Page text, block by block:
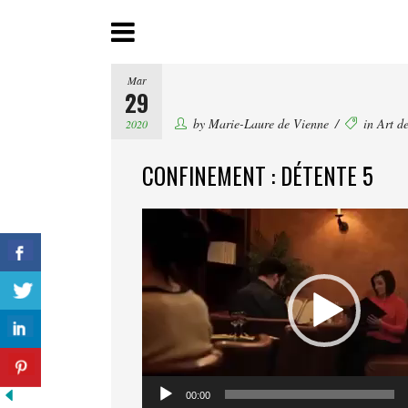
Mar
29
2020 by Marie-Laure de Vienne inArt
CONFINEMENT : DÉTENTE 5
Lecteur
00:00